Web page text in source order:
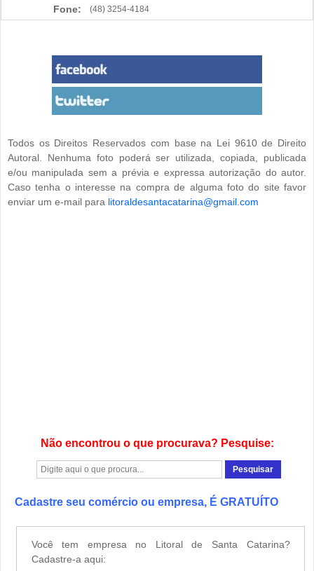
Fone: (48) 3254-4184
Todos os Direitos Reservados com base na Lei 9610 de Direito
Autoral. Nenhuma foto poderá ser utilizada, copiada, publicada
e/ou manipulada sem a prévia e expressa autorização do autor.
Caso tenha o interesse na compra de alguma foto do site favor
enviar um e-mail para litoraldesantacatarina@gmail.com
Não encontrou o que procurava? Pesquise:
Cadastre seu comércio ou empresa, É GRATUÍTO
Você tem empresa no Litoral de Santa Catarina?
Cadastre-a aqui: